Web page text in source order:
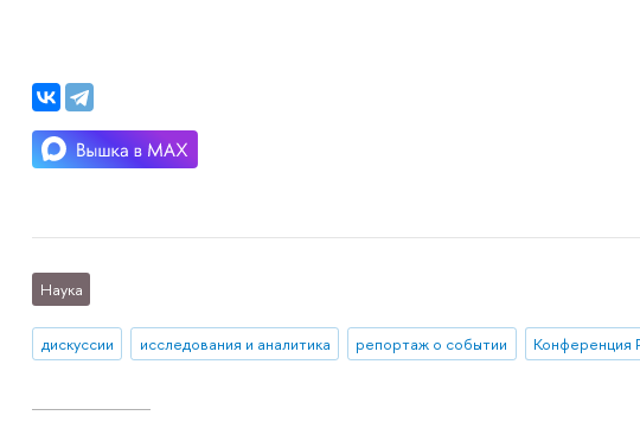
Наука
дискуссии исследования и аналитика репортаж о событии